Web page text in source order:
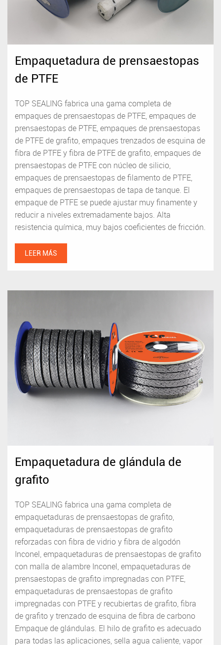
Empaquetadura de prensaestopas
de PTFE
TOP SEALING fabrica una gama completa de
empaques de prensaestopas de PTFE, empaques de
prensaestopas de PTFE, empaques de prensaestopas
de PTFE de grafito, empaques trenzados de esquina de
fibra de PTFE y fibra de PTFE de grafito, empaques de
prensaestopas de PTFE con núcleo de silicio,
empaques de prensaestopas de filamento de PTFE,
empaques de prensaestopas de tapa de tanque. El
empaque de PTFE se puede ajustar muy finamente y
reducir a niveles extremadamente bajos. Alta
resistencia química, muy bajos coeficientes de fricción.
LEER MÁS
Empaquetadura de glándula de
grafito
TOP SEALING fabrica una gama completa de
empaquetaduras de prensaestopas de grafito,
empaquetaduras de prensaestopas de grafito
reforzadas con fibra de vidrio y fibra de algodón
Inconel, empaquetaduras de prensaestopas de grafito
con malla de alambre Inconel, empaquetaduras de
prensaestopas de grafito impregnadas con PTFE,
empaquetaduras de prensaestopas de grafito
impregnadas con PTFE y recubiertas de grafito, fibra
de grafito y trenzado de esquina de fibra de carbono
Empaque de glándulas. El hilo de grafito es adecuado
para todas las aplicaciones, sella agua caliente, vapor